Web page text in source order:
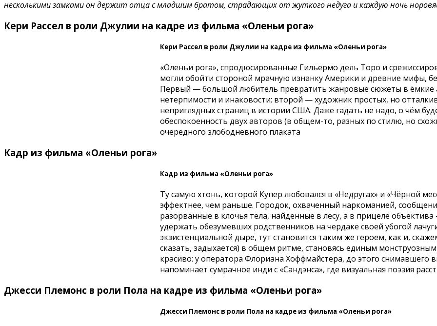
несколькими замками он держит отца с младшим братом, страдающих от жуткого недуга и каждую ночь
Кери Рассел в роли Джулии на кадре из фильма «Оленьи рога»
Кери Рассел в роли Джулии на кадре из фильма «Оленьи рога»
«Оленьи рога», спродюсированные Гильермо дель Торо и
могли обойти стороной мрачную изнанку Америки и древние мифы,
Первый — большой любитель превратить жанровые сюжеты в ёмкие
нетерпимости и инаковости; второй — художник простых, но
неприглядных страниц в истории США. Даже гадать не надо, о чём
обеспокоенность двух авторов (в общем-то, разных по стилю, но
очередного злободневного плаката
Кадр из фильма «Оленьи рога»
Кадр из фильма «Оленьи рога»
Ту самую хтонь, которой Купер любовался в «Недругах» и «Чёрной
эффектнее, чем раньше. Городок, охваченный наркоманией,
разорванные в клочья тела, найденные в лесу, а в прицеле
удержать обезумевших родственников на чердаке своей убогой
экзистенциальной дыре, тут становится таким же героем, как и,
сказать, задыхается) в общем ритме, становясь единым
красиво: у оператора Флориана Хоффмайстера, до этого
напоминает сумрачное инди с «Сандэнса», где визуальная поэзия
Джесси Племонс в роли Пола на кадре из фильма «Оленьи рога»
Джесси Племонс в роли Пола на кадре из фильма «Оленьи рога»